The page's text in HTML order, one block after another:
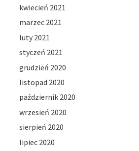
kwiecień 2021
marzec 2021
luty 2021
styczeń 2021
grudzień 2020
listopad 2020
październik 2020
wrzesień 2020
sierpień 2020
lipiec 2020